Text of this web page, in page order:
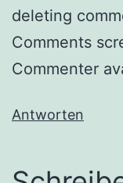
deleting
Comments
Commenter
Antworten